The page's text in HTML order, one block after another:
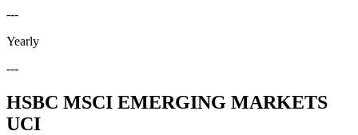
---
Yearly
---
HSBC MSCI EMERGING MARKETS
UCI